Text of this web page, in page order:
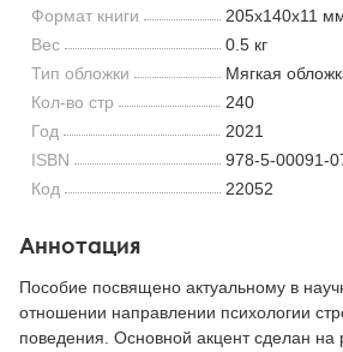
Формат книги
205x140x11
Вес
0.5 кг
Тип обложки
Мягкая
Кол-во стр
240
Год
2021
ISBN
978-5-00091-
Код
22052
Аннотация
Пособие посвящено актуальному в
отношении направлении психологии
поведения. Основной акцент сделан на